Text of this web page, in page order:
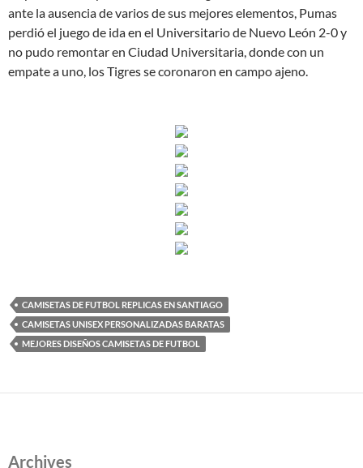
ante la ausencia de varios de sus mejores elementos, Pumas
perdió el juego de ida en el Universitario de Nuevo León 2-0 y
no pudo remontar en Ciudad Universitaria, donde con un
empate a uno, los Tigres se coronaron en campo ajeno.
CAMISETAS DE FUTBOL REPLICAS EN SANTIAGO
CAMISETAS UNISEX PERSONALIZADAS BARATAS
MEJORES DISEÑOS CAMISETAS DE FUTBOL
Archives